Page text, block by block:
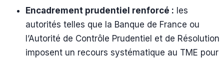
Encadrement prudentiel renforcé : les
autorités telles que la Banque de France ou
l’Autorité de Contrôle Prudentiel et de Résolution
imposent un recours systématique au TME pour